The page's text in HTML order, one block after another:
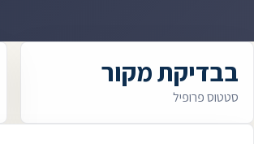
בבדיקת מקור
סטטוס פרופיל